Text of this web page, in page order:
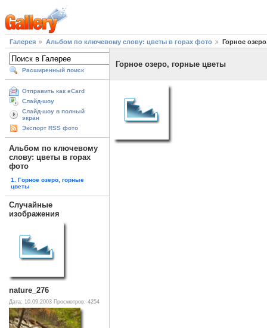
Галерея Альбом по ключевому слову: цветы в горах фото Горное
Расширенный поиск
Отправить как eCard
Слайд-шоу
Слайд-шоу в полный
экран
Экспорт RSS фото
Альбом по ключевому
слову: цветы в горах
фото
1. Горное озеро, горные
цветы
Случайные
изображения
nature_276
Дата: 10.09.2003 Просмотров: 4254
Горное озеро, горные цветы